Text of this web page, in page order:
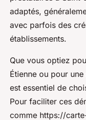
adaptés,
avec parfois des
établissements.
Que vous optiez
Étienne ou pour
est essentiel de
Pour faciliter ces
comme https://